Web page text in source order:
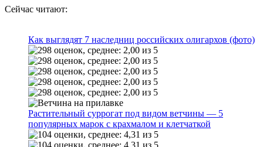
Сейчас читают:
Как выглядят 7 наследниц российских олигархов (фото)
Растительный суррогат под видом ветчины — 5
популярных марок с крахмалом и клетчаткой